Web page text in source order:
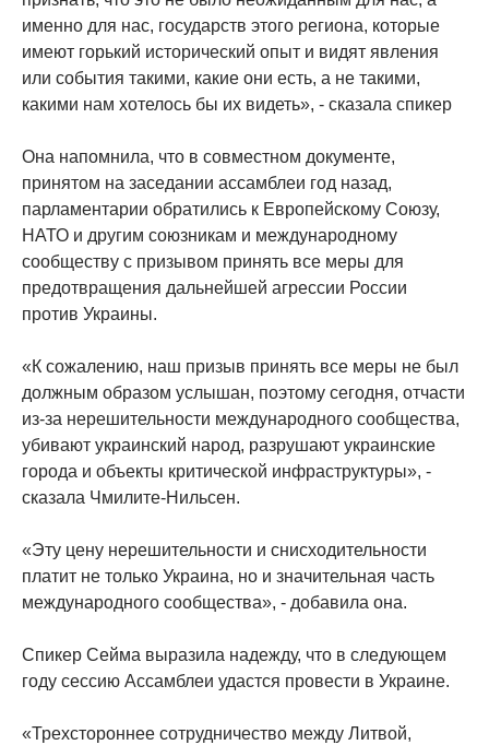
именно для нас, государств этого региона, которые
имеют горький исторический опыт и видят явления
или события такими, какие они есть, а не такими,
какими нам хотелось бы их видеть», - сказала спикер
Она напомнила, что в совместном документе,
принятом на заседании ассамблеи год назад,
парламентарии обратились к Европейскому Союзу,
НАТО и другим союзникам и международному
сообществу с призывом принять все меры для
предотвращения дальнейшей агрессии России
против Украины.
«К сожалению, наш призыв принять все меры не был
должным образом услышан, поэтому сегодня, отчасти
из-за нерешительности международного сообщества,
убивают украинский народ, разрушают украинские
города и объекты критической инфраструктуры», -
сказала Чмилите-Нильсен.
«Эту цену нерешительности и снисходительности
платит не только Украина, но и значительная часть
международного сообщества», - добавила она.
Спикер Сейма выразила надежду, что в следующем
году сессию Ассамблеи удастся провести в Украине.
«Трехстороннее сотрудничество между Литвой,